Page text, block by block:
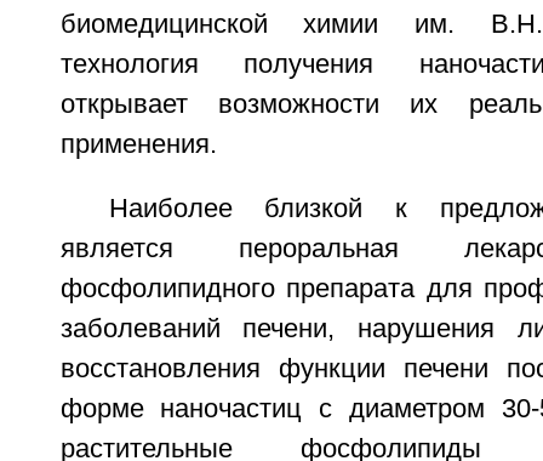
биомедицинской химии им.
технология получения
открывает возможности их
применения.
Наиболее близкой к
является пероральная
фосфолипидного препарата для
заболеваний печени, нарушения
восстановления функции печени
форме наночастиц с диаметром
растительные